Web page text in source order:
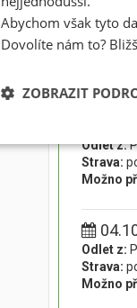
Odlet z:
Odlet z:
Strava:
Možno
Odlet z:
Strava:
Možno
Abychom však tyto
Dovolíte nám to?
ZOBRAZIT